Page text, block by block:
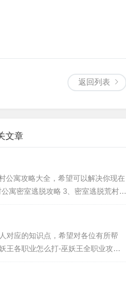
返回列表
文章
公寓攻略大全，希望可以解决你现在
寓密室逃脱攻略 3、密室逃脱荒村公
脱荒村公寓剧情 6、“逃离”荒村...
对应的知识点，希望对各位有所帮
王各职业怎么打-巫妖王全职业攻略
3、炉石传说如何使用各职业通关巫